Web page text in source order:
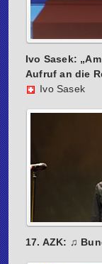
Ivo Sasek:
Aufruf an die
Ivo Sasek
17. AZK: ♫